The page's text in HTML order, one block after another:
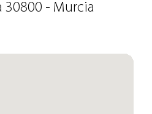
30800 - Murcia